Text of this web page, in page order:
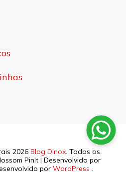
2026 Blog Dinox. Todos os
PinIt | Desenvolvido por
por WordPress .